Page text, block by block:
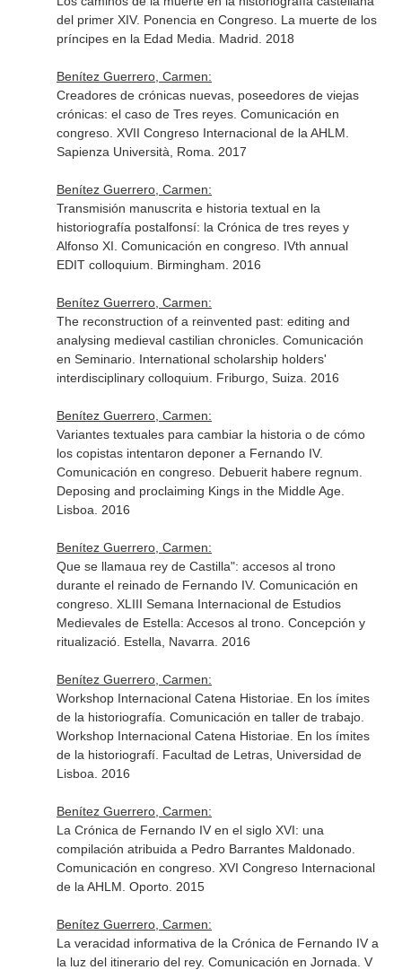
del primer XIV. Ponencia en Congreso. La muerte de los
príncipes en la Edad Media. Madrid. 2018
Benítez Guerrero, Carmen:
Creadores de crónicas nuevas, poseedores de viejas
crónicas: el caso de Tres reyes. Comunicación en
congreso. XVII Congreso Internacional de la AHLM.
Sapienza Università, Roma. 2017
Benítez Guerrero, Carmen:
Transmisión manuscrita e historia textual en la
historiografía postalfonsí: la Crónica de tres reyes y
Alfonso XI. Comunicación en congreso. IVth annual
EDIT colloquium. Birmingham. 2016
Benítez Guerrero, Carmen:
The reconstruction of a reinvented past: editing and
analysing medieval castilian chronicles. Comunicación
en Seminario. International scholarship holders'
interdisciplinary colloquium. Friburgo, Suiza. 2016
Benítez Guerrero, Carmen:
Variantes textuales para cambiar la historia o de cómo
los copistas intentaron deponer a Fernando IV.
Comunicación en congreso. Debuerit habere regnum.
Deposing and proclaiming Kings in the Middle Age.
Lisboa. 2016
Benítez Guerrero, Carmen:
Que se llamaua rey de Castilla": accesos al trono
durante el reinado de Fernando IV. Comunicación en
congreso. XLIII Semana Internacional de Estudios
Medievales de Estella: Accesos al trono. Concepción y
ritualizació. Estella, Navarra. 2016
Benítez Guerrero, Carmen:
Workshop Internacional Catena Historiae. En los ímites
de la historiografía. Comunicación en taller de trabajo.
Workshop Internacional Catena Historiae. En los ímites
de la historiografí. Facultad de Letras, Universidad de
Lisboa. 2016
Benítez Guerrero, Carmen:
La Crónica de Fernando IV en el siglo XVI: una
compilación atribuida a Pedro Barrantes Maldonado.
Comunicación en congreso. XVI Congreso Internacional
de la AHLM. Oporto. 2015
Benítez Guerrero, Carmen:
La veracidad informativa de la Crónica de Fernando IV a
la luz del itinerario del rey. Comunicación en Jornada. V